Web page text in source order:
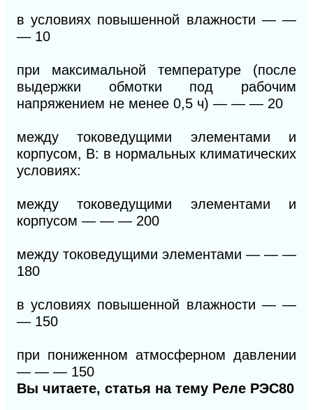
в условиях повышенной влажности — —
— 10
при максимальной температуре (после
выдержки обмотки под рабочим
напряжением не менее 0,5 ч) — — — 20
между токоведущими элементами и
корпусом, В: в нормальных климатических
условиях:
между токоведущими элементами и
корпусом — — — 200
между токоведущими элементами — — —
180
в условиях повышенной влажности — —
— 150
при пониженном атмосферном давлении
— — — 150
Вы читаете, статья на тему Реле РЭС80